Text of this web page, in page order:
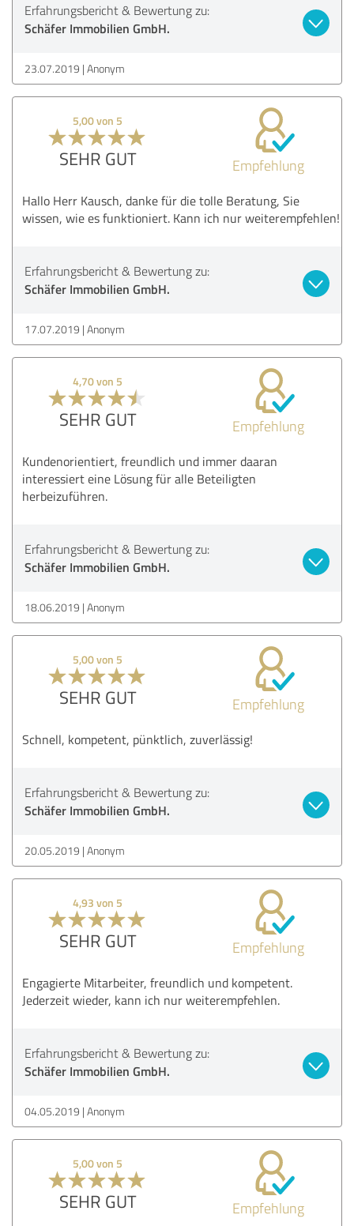
Erfahrungsbericht & Bewertung zu:
Schäfer Immobilien GmbH.
23.07.2019 Anonym
5,00 von 5
SEHR GUT Empfehlung
Hallo Herr Kausch, danke für die tolle Beratung, Sie
wissen, wie es funktioniert. Kann ich nur weiterempfehlen!
Erfahrungsbericht & Bewertung zu:
Schäfer Immobilien GmbH.
17.07.2019 Anonym
4,70 von 5
SEHR GUT Empfehlung
Kundenorientiert, freundlich und immer daaran
interessiert eine Lösung für alle Beteiligten
herbeizuführen.
Erfahrungsbericht & Bewertung zu:
Schäfer Immobilien GmbH.
18.06.2019 Anonym
5,00 von 5
SEHR GUT Empfehlung
Schnell, kompetent, pünktlich, zuverlässig!
Erfahrungsbericht & Bewertung zu:
Schäfer Immobilien GmbH.
20.05.2019 Anonym
4,93 von 5
SEHR GUT Empfehlung
Engagierte Mitarbeiter, freundlich und kompetent.
Jederzeit wieder, kann ich nur weiterempfehlen.
Erfahrungsbericht & Bewertung zu:
Schäfer Immobilien GmbH.
04.05.2019 Anonym
5,00 von 5
SEHR GUT Empfehlung